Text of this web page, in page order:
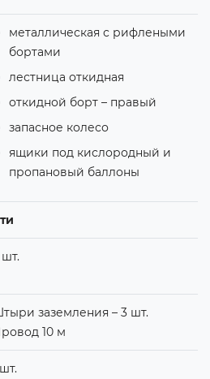
металлическая с рифлеными
бортами
лестница откидная
откидной борт – правый
запасное колесо
ящики под кислородный и
пропановый баллоны
заземления – 3 шт.
10 м